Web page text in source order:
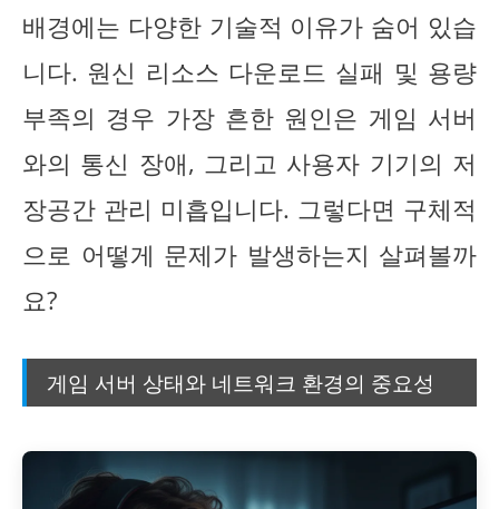
배경에는 다양한 기술적 이유가 숨어 있습
니다. 원신 리소스 다운로드 실패 및 용량
부족의 경우 가장 흔한 원인은 게임 서버
와의 통신 장애, 그리고 사용자 기기의 저
장공간 관리 미흡입니다. 그렇다면 구체적
으로 어떻게 문제가 발생하는지 살펴볼까
요?
게임 서버 상태와 네트워크 환경의 중요성